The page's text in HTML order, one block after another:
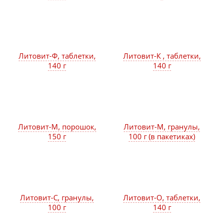
Литовит-Ф, таблетки,
140 г
Литовит-К , таблетки,
140 г
Литовит-М, порошок,
150 г
Литовит-М, гранулы,
100 г (в пакетиках)
Литовит-О, таблетки,
140 г
Литовит-С, гранулы,
100 г